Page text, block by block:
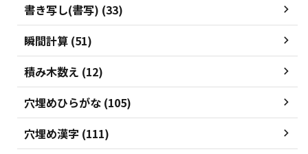
書き写し(書写) (33)
瞬間計算 (51)
積み木数え (12)
穴埋めひらがな (105)
穴埋め漢字 (111)